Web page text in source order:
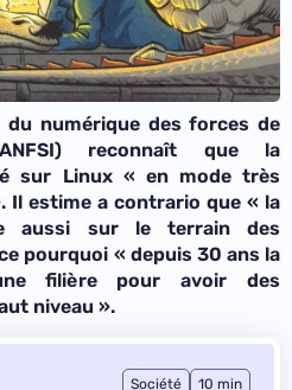
du numérique des forces de
reconnaît que la
sur Linux « en mode très
Il estime a contrario que « la
aussi sur le terrain des
pourquoi « depuis 30 ans la
filière pour avoir des
niveau ».
Société 10 min